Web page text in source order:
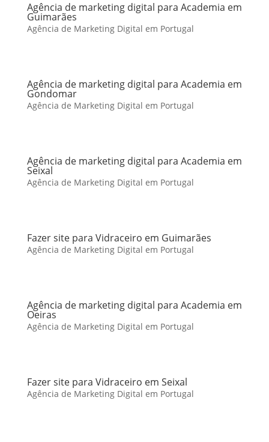
Agência de marketing digital para Academia em
Guimarães
Agência de Marketing Digital em Portugal
Agência de marketing digital para Academia em
Gondomar
Agência de Marketing Digital em Portugal
Agência de marketing digital para Academia em
Seixal
Agência de Marketing Digital em Portugal
Fazer site para Vidraceiro em Guimarães
Agência de Marketing Digital em Portugal
Agência de marketing digital para Academia em
Oeiras
Agência de Marketing Digital em Portugal
Fazer site para Vidraceiro em Seixal
Agência de Marketing Digital em Portugal